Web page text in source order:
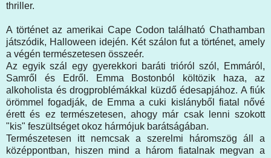
thriller.
A történet az amerikai Cape Codon található Chathamban
játszódik, Halloween idején. Két szálon fut a történet, amely
a végén természetesen összeér.
Az egyik szál egy gyerekkori baráti trióról szól, Emmáról,
Samről és Edről. Emma Bostonból költözik haza, az
alkoholista és drogproblémákkal küzdő édesapjához. A fiúk
örömmel fogadják, de Emma a cuki kislányből fiatal nővé
érett és ez természetesen, ahogy már csak lenni szokott
"kis" feszültséget okoz hármójuk barátságában.
Természetesen itt nemcsak a szerelmi háromszög áll a
középpontban, hiszen mind a három fiatalnak megvan a